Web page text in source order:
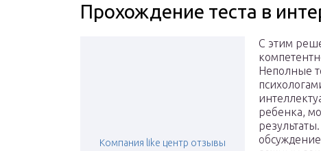
Прохождение теста в
Компания like центр отзывы
С этим
Неполные
ребенка,
обсуждение